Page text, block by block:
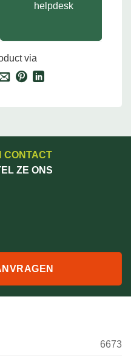
helpdesk
via
CONTACT
ZE ONS
6673